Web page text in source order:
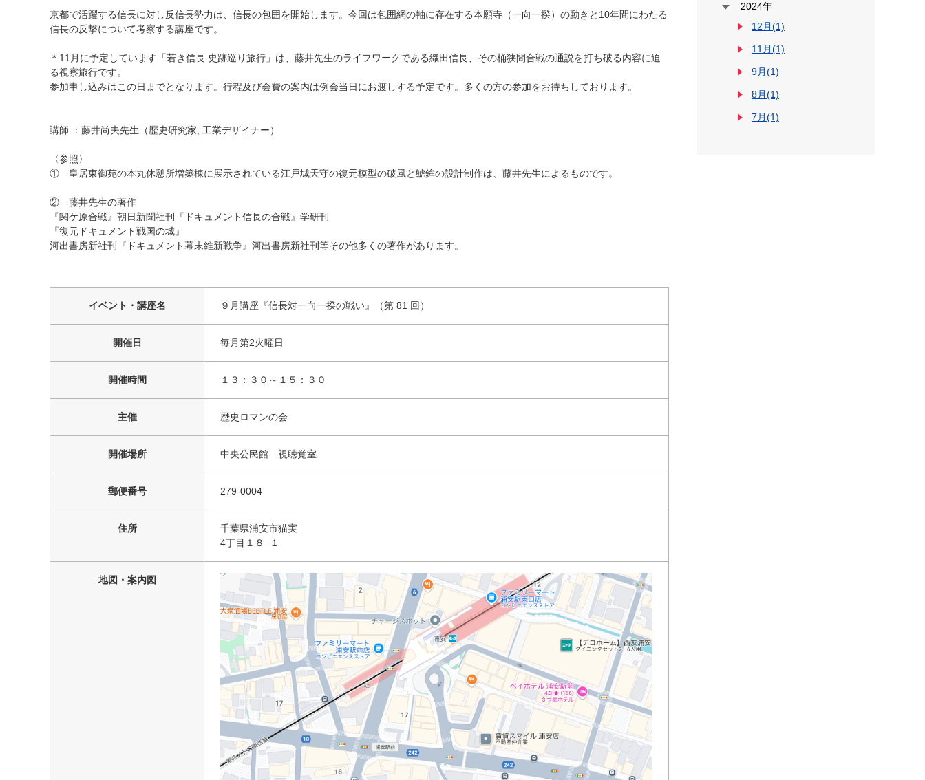
京都で活躍する信長に対し反信長勢力は、信長の包囲を開始します。今回は包囲網の軸に存在する本願寺（一向一揆）の動きと10年間にわたる
信長の反撃について考察する講座です。
＊11月に予定しています「若き信長 史跡巡り旅行」は、藤井先生のライフワークである織田信長、その桶狭間合戦の通説を打ち破る内容に迫
る視察旅行です。
参加申し込みはこの日までとなります。行程及び会費の案内は例会当日にお渡しする予定です。多くの方の参加をお待ちしております。
講師 ：藤井尚夫先生（歴史研究家, 工業デザイナー）
〈参照〉
① 皇居東御苑の本丸休憩所増築棟に展示されている江戸城天守の復元模型の破風と鯱鉾の設計制作は、藤井先生によるものです。
② 藤井先生の著作
『関ケ原合戦』朝日新聞社刊『ドキュメント信長の合戦』学研刊
『復元ドキュメント戦国の城』
河出書房新社刊『ドキュメント幕末維新戦争』河出書房新社刊等その他多くの著作があります。
イベント・講座名 ９月講座『信長対一向一揆の戦い』（第 81 回）
開催日 毎月第2火曜日
開催時間 １３：３０～１５：３０
主催 歴史ロマンの会
開催場所 中央公民館 視聴覚室
郵便番号 279-0004
住所
千葉県浦安市猫実
4丁目１８−１
地図・案内図
2024年
12月(1)
11月(1)
9月(1)
8月(1)
7月(1)